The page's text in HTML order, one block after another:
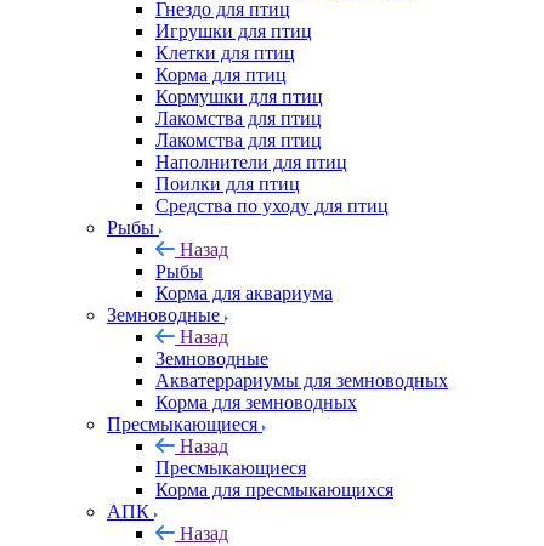
Гнездо для птиц
Игрушки для птиц
Клетки для птиц
Корма для птиц
Кормушки для птиц
Лакомства для птиц
Лакомства для птиц
Наполнители для птиц
Поилки для птиц
Средства по уходу для птиц
Рыбы
Назад
Рыбы
Корма для аквариума
Земноводные
Назад
Земноводные
Акватеррариумы для земноводных
Корма для земноводных
Пресмыкающиеся
Назад
Пресмыкающиеся
Корма для пресмыкающихся
АПК
Назад